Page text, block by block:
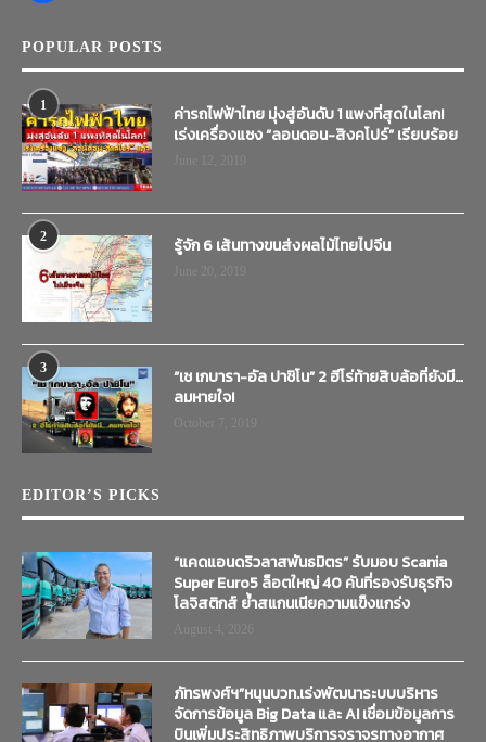
POPULAR POSTS
1
ค่ารถไฟฟ้าไทย มุ่งสู่อันดับ 1 แพงที่สุดในโลก!
เร่งเครื่องแซง “ลอนดอน-สิงคโปร์” เรียบร้อย
2 รู้จัก 6 เส้นทางขนส่งผลไม้ไทยไปจีน
3
“เช เกบารา-อัล ปาชิโน” 2 ฮีโร่ท้ายสิบล้อที่ยังมี…
ลมหายใจ!
EDITOR’S PICKS
“แคดแอนดริวลาสพันธมิตร” รับมอบ Scania
Super Euro5 ล็อตใหญ่ 40 คันที่รองรับธุรกิจ
โลจิสติกส์ ย้ำสแกนเนียความแข็งแกร่ง
ภัทรพงศ์ฯ”หนุนบวท.เร่งพัฒนาระบบบริหาร
จัดการข้อมูล Big Data และ AI เชื่อมข้อมูลการ
บินเพิ่มประสิทธิภาพบริการจราจรทางอากาศ